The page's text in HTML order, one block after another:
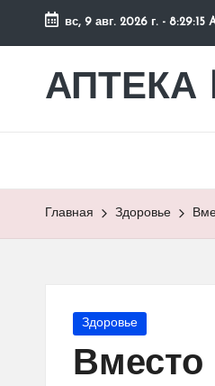
Перейти
содержимому
вс, 9 авг. 2026 г. - 8:29:16
АПТЕКА
сайт
Главная Здоровье
Опубликовано
Здоровье
Вместо